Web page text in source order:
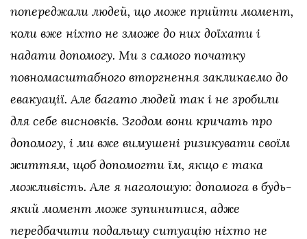
попереджали людей, що може прийти момент,
коли вже ніхто не зможе до них доїхати і
надати допомогу. Ми з самого початку
повномасштабного вторгнення закликаємо до
евакуації. Але багато людей так і не зробили
для себе висновків. Згодом вони кричать про
допомогу, і ми вже вимушені ризикувати своїм
життям, щоб допомогти їм, якщо є така
можливість. Але я наголошую: допомога в будь-
який момент може зупинитися, адже
передбачити подальшу ситуацію ніхто не